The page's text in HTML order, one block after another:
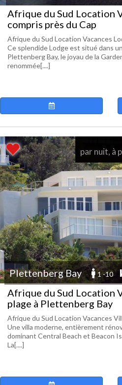
Afrique du Sud Location
compris près du Cap
Afrique du Sud Location Vacances
Ce splendide Lodge est situé dans
Plettenberg Bay, le joyau de la
renommée[....]
par nuit, à
Plettenberg Bay 1 -10
Afrique du Sud Location
plage à Plettenberg Bay
Afrique du Sud Location Vacances
Une villa moderne, entièrement
dominant Central Beach et Beacon
La[....]